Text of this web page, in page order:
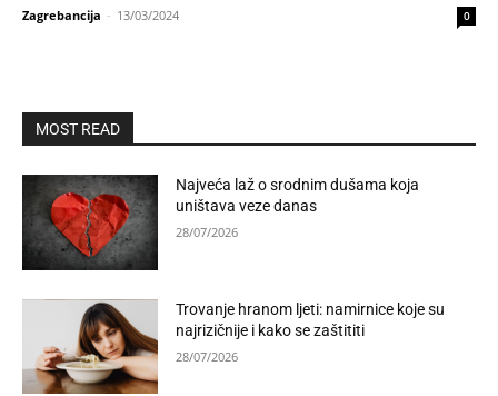
Zagrebancija - 13/03/2024 0
MOST READ
Najveća laž o srodnim dušama koja
uništava veze danas
28/07/2026
Trovanje hranom ljeti: namirnice koje su
najrizičnije i kako se zaštititi
28/07/2026